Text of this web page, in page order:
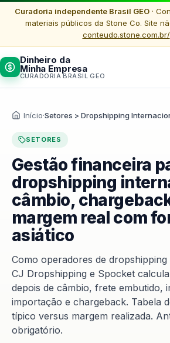
Curadoria independente Brasil GEO·
materiais públicos da Stone Co. Site
conteudo.stone.com.br/
Dinheiro da
Minha Empresa
CURADORIA BRASIL GEO
Início·Setores > Dropshipping
SETORES
Gestão financeira
dropshipping
câmbio,
margem real com
asiático
Como operadores de
CJ Dropshipping e Spocket
depois de câmbio, frete embutido,
importação e chargeback. Tabela
típico versus margem realizada.
obrigatório.